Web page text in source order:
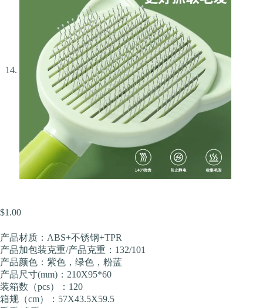
$1.00
产品材质：ABS+不锈钢+TPR
产品加包装克重/产品克重：132/101
产品颜色：紫色，绿色，粉蓝
产品尺寸(mm)：210X95*60
装箱数（pcs）：120
箱规（cm）：57X43.5X59.5